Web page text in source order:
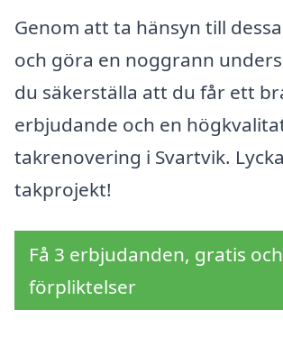
Genom att ta hänsyn till
och göra en noggrann
du säkerställa att du får ett
erbjudande och en
takrenovering i Svartvik.
takprojekt!
Få 3 erbjudanden, gratis
förpliktelser